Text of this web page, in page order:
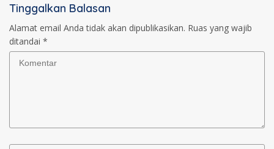
Tinggalkan Balasan
Alamat email Anda tidak akan dipublikasikan. Ruas yang wajib
ditandai *